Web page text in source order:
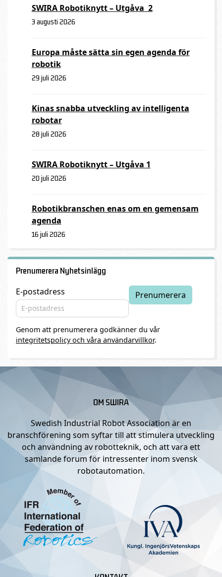
SWIRA Robotiknytt – Utgåva 2
3 augusti 2026
Europa måste sätta sin egen agenda för
robotik
29 juli 2026
Kinas snabba utveckling av intelligenta
robotar
28 juli 2026
SWIRA Robotiknytt – Utgåva 1
20 juli 2026
Robotikbranschen enas om en gemensam
agenda
16 juli 2026
Prenumerera Nyhetsinlägg
E-postadress
Genom att prenumerera godkänner du vår
integritetspolicy och våra användarvillkor.
OM SWIRA
Swedish Industrial Robot Association är en
branschförening som syftar till att stimulera utveckling
och användning av robotteknik, och att vara ett
samlande forum för intressenter inom svensk
robotautomation.